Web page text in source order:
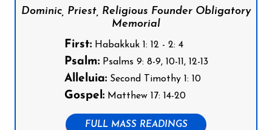
Dominic, Priest, Religious Founder Obligatory
Memorial
First:Habakkuk 1: 12 - 2: 4
Psalm:Psalms 9: 8-9, 10-11, 12-13
Alleluia:Second Timothy 1: 10
Gospel:Matthew 17: 14-20
FULL MASS READINGS